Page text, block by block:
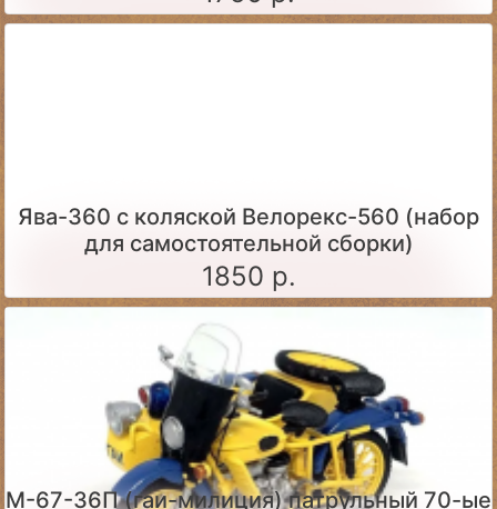
Ява-360 c коляской Велорекс-560 (набор
для самостоятельной сборки)
1850 р.
М-67-36П (гаи-милиция) патрульный 70-ые